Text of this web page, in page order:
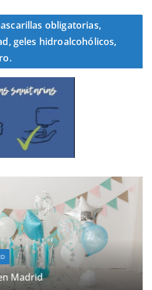
obligatorias,
geles hidroalcohólicos,
Madrid